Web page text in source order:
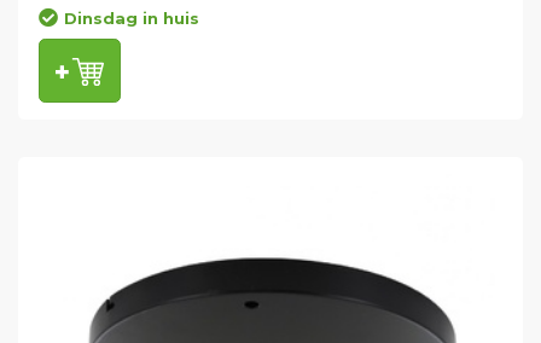
Dinsdag in huis